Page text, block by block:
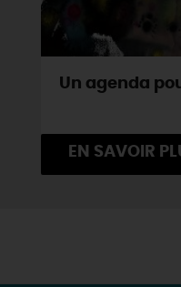
Un agenda
EN SAVOIR